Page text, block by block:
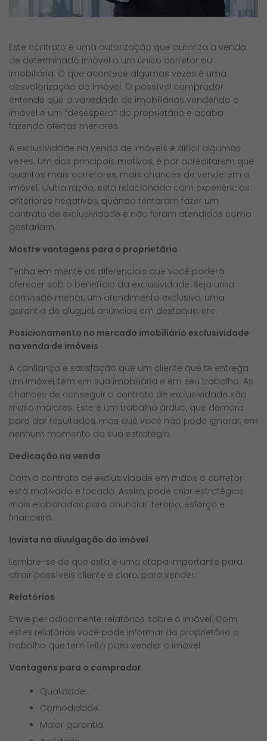
Este contrato é uma autorização que autoriza a venda
de determinado imóvel a um único corretor ou
imobiliária. O que acontece algumas vezes é uma
desvalorização do imóvel. O possível comprador
entende que a variedade de imobiliárias vendendo o
imóvel é um “desespero” do proprietário e acaba
fazendo ofertas menores.
A exclusividade na venda de imóveis é difícil algumas
vezes. Um dos principais motivos, é por acreditarem que
quantos mais corretores, mais chances de venderem o
imóvel. Outra razão, está relacionada com experiências
anteriores negativas, quando tentaram fazer um
contrato de exclusividade e não foram atendidos como
gostariam.
Mostre vantagens para o proprietário
Tenha em mente os diferenciais que você poderá
oferecer sob o benefício da exclusividade. Seja uma
comissão menor, um atendimento exclusivo, uma
garantia de aluguel, anúncios em destaque, etc.
Posicionamento no mercado imobiliário exclusividade
na venda de imóveis
A confiança e satisfação que um cliente que te entrega
um imóvel, tem em sua imobiliária e em seu trabalho. As
chances de conseguir o contrato de exclusividade são
muito maiores. Este é um trabalho árduo, que demora
para dar resultados, mas que você não pode ignorar, em
nenhum momento da sua estratégia.
Dedicação na venda
Com o contrato de exclusividade em mãos o corretor
está motivado e focado. Assim, pode criar estratégias
mais elaboradas para anunciar: tempo, esforço e
financeiro.
Invista na divulgação do imóvel
Lembre-se de que esta é uma etapa importante para
atrair possíveis cliente e claro, para vender.
Relatórios
Envie periodicamente relatórios sobre o imóvel. Com
estes relatórios você pode informar ao proprietário o
trabalho que tem feito para vender o imóvel.
Vantagens para o comprador
Qualidade;
Comodidade;
Maior garantia;